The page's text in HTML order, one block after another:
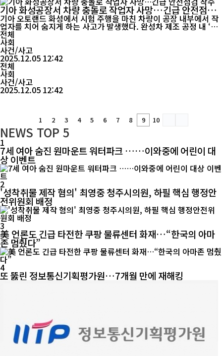
기아 화성공장서 차량 충돌로 작업자 사망…긴급 안전점검
착수
기아 오토랜드 화성에서 시험 주행을 마친 차량이 공장 내부에서 작
업자를 치어 숨지게 하는 사고가 발생했다. 완성차 제조 공정 내 ‘주
행 차량과 보행 작업자 동선 충돌’이라는 구조적 문제가 반복적으로
제기돼 온 만큼, 이번 사고가 산업안전 전반에 적잖은 파장을 일으키
고 있다. 4일 오후 5시 35분경 경기도 화성시 우정읍 기아 화성공장
내 사내 도로에서 신차 픽업트럭 ‘타스만...
전체
사회
사건/사고
2025.12.05 12:42
전체
사회
사건/사고
2025.12.05 12:42
1 2 3 4 5 6 7 8 9 10
NEWS TOP 5
1
7세 여아 숨진 원마운트 워터파크 ……이와중에 어린이 대
상 이벤트
2
'성착취물 제작 혐의' 최영중 청주시의원, 하필 핵심 행정안
전위원회 배정
3
美 언론도 긴급 타전한 쿠팡 물류센터 화재…“한국의 아마
존 멈췄다”
4
또 뚫린 정보통신기획평가원…7개월 만에 재해킹